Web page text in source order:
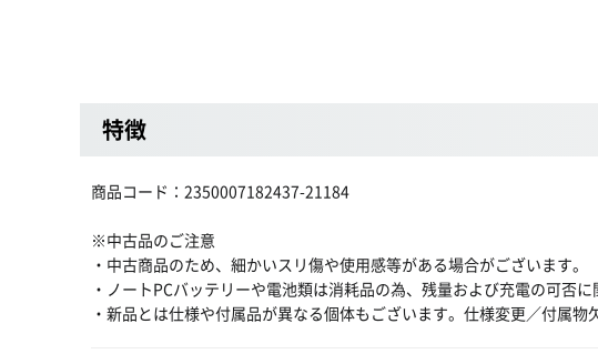
特徴
商品コード：2350007182437-21184
※中古品のご注意
・中古商品のため、細かいスリ傷や使用感等がある場合がございます。
・ノートPCバッテリーや電池類は消耗品の為、残量および充電の可否
・新品とは仕様や付属品が異なる個体もございます。仕様変更／付属